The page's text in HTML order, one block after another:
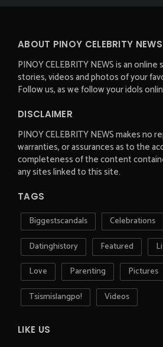
ABOUT PINOY CELEBRITY NEWS
PINOY CELEBRITY NEWS is an
stories, videos and photos of your
Follow us, as we follow your idols
DISCLAIMER
PINOY CELEBRITY NEWS makes no
warranties, or assurances as to the
completeness of the content
any sites linked to this site.
TAGS
Biggestscandals Celebrations
Datinghistory
Featured
Love
Parenting Pictures
Tsismislangpo!
Videos
LIKE US